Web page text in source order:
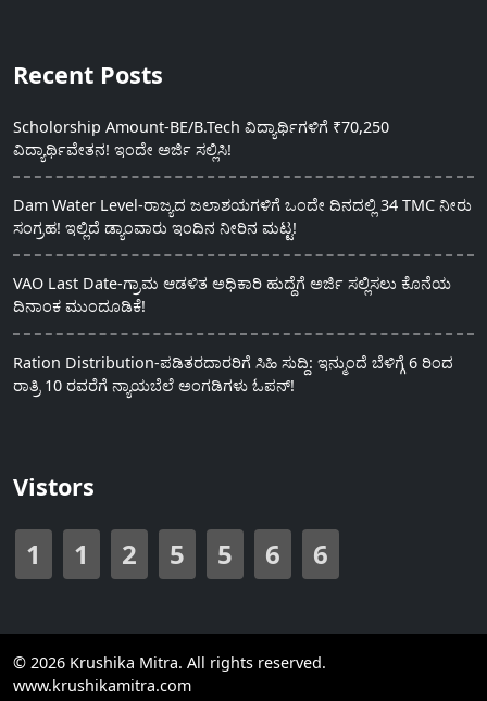
Recent Posts
Scholorship Amount-BE/B.Tech ವಿದ್ಯಾರ್ಥಿಗಳಿಗೆ ₹70,250
ವಿದ್ಯಾರ್ಥಿವೇತನ! ಇಂದೇ ಅರ್ಜಿ ಸಲ್ಲಿಸಿ!
Dam Water Level-ರಾಜ್ಯದ ಜಲಾಶಯಗಳಿಗೆ ಒಂದೇ ದಿನದಲ್ಲಿ 34 TMC ನೀರು
ಸಂಗ್ರಹ! ಇಲ್ಲಿದೆ ಡ್ಯಾಂವಾರು ಇಂದಿನ ನೀರಿನ ಮಟ್ಟ!
VAO Last Date-ಗ್ರಾಮ ಆಡಳಿತ ಅಧಿಕಾರಿ ಹುದ್ದೆಗೆ ಅರ್ಜಿ ಸಲ್ಲಿಸಲು ಕೊನೆಯ
ದಿನಾಂಕ ಮುಂದೂಡಿಕೆ!
Ration Distribution-ಪಡಿತರದಾರರಿಗೆ ಸಿಹಿ ಸುದ್ದಿ: ಇನ್ಮುಂದೆ ಬೆಳಿಗ್ಗೆ 6 ರಿಂದ
ರಾತ್ರಿ 10 ರವರೆಗೆ ನ್ಯಾಯಬೆಲೆ ಅಂಗಡಿಗಳು ಓಪನ್!
Vistors
1 1 2 5 5 6 6
© 2026 Krushika Mitra. All rights reserved.
www.krushikamitra.com